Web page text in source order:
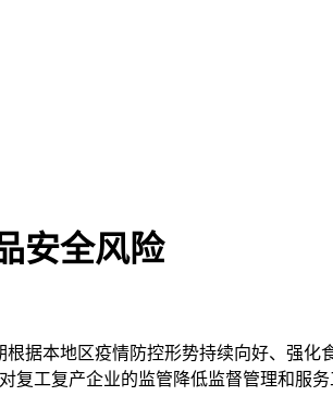
安全风险
据本地区疫情防控形势持续向好、强
工复产企业的监管降低监督管理和服